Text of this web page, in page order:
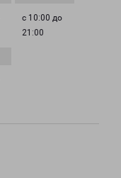
с 10:00 до
21:00